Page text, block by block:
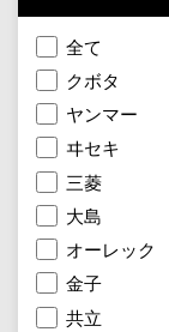
全て
クボタ
ヤンマー
ヰセキ
三菱
大島
オーレック
金子
共立